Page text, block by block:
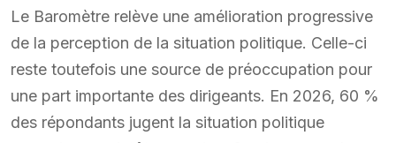
Le Baromètre relève une amélioration progressive
de la perception de la situation politique. Celle-ci
reste toutefois une source de préoccupation pour
une part importante des dirigeants. En 2026, 60 %
des répondants jugent la situation politique